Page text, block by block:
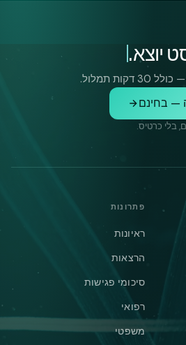
יוצא.
— בחינם
פתרונות
ראיונות
הרצאות
סיכומי פגישות
רפואי
משפטי